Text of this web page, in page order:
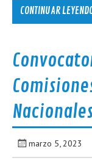
CONTINUAR
marzo 5, 2023